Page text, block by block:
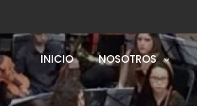
INICIO
NOSOTROS